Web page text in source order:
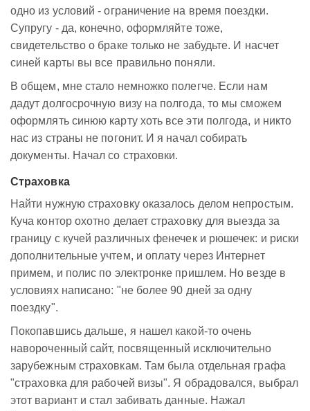
одно из условий - ограничение на время поездки.
Супругу - да, конечно, оформляйте тоже,
свидетельство о браке только не забудьте. И насчет
синей карты вы все правильно поняли.
В общем, мне стало немножко полегче. Если нам
дадут долгосрочную визу на полгода, то мы сможем
оформлять синюю карту хоть все эти полгода, и никто
нас из страны не погонит. И я начал собирать
документы. Начал со страховки.
Страховка
Найти нужную страховку оказалось делом непростым.
Куча контор охотно делает страховку для выезда за
границу с кучей различных фенечек и рюшечек: и риски
дополнительные учтем, и оплату через Интернет
примем, и полис по электронке пришлем. Но везде в
условиях написано: "не более 90 дней за одну
поездку".
Покопавшись дальше, я нашел какой-то очень
навороченный сайт, посвященный исключительно
зарубежным страховкам. Там была отдельная графа
"страховка для рабочей визы". Я обрадовался, выбрал
этот вариант и стал забивать данные. Нажал